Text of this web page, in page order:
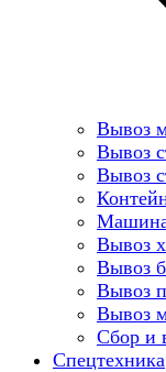
Вывоз
Вывоз
Вывоз
Машина
Вывоз
Вывоз
Вывоз
Вывоз
Сбор и
Спецтехника